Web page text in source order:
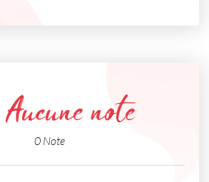
Aucune note
0 Note